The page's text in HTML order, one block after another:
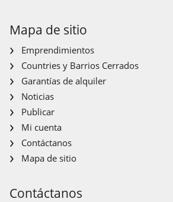
Mapa de sitio
Emprendimientos
Countries y Barrios Cerrados
Garantías de alquiler
Noticias
Publicar
Mi cuenta
Contáctanos
Mapa de sitio
Contáctanos